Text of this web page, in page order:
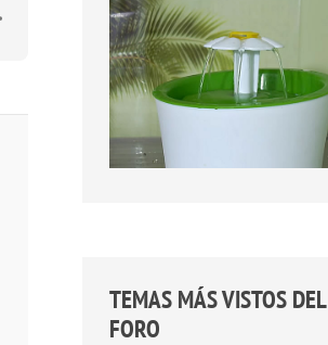
TEMAS MÁS VISTOS DEL
FORO